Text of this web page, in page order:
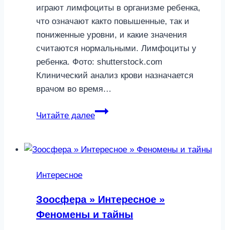
играют лимфоциты в организме ребенка,
что означают както повышенные, так и
пониженные уровни, и какие значения
считаются нормальными. Лимфоциты у
ребенка. Фото: shutterstock.com
Клинический анализ крови назначается
врачом во время…
Читайте далее
Лимфоциты
Интересное
Зоосфера » Интересное »
Феномены и тайны